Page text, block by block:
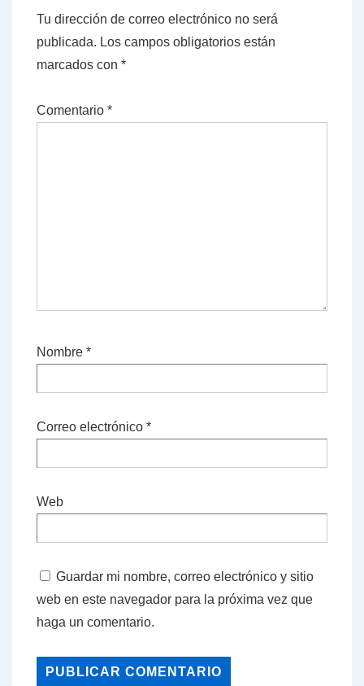
Tu dirección de correo electrónico no será
publicada. Los campos obligatorios están
marcados con *
Comentario *
Nombre *
Correo electrónico *
Web
Guardar mi nombre, correo electrónico y sitio
web en este navegador para la próxima vez que
haga un comentario.